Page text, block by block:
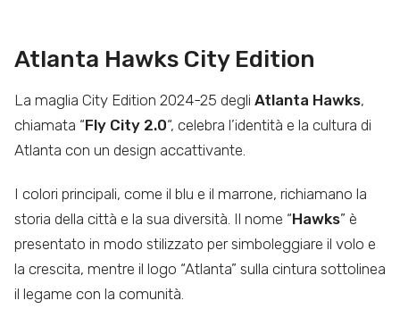
Atlanta Hawks City Edition
La maglia City Edition 2024-25 degli Atlanta Hawks,
chiamata “Fly City 2.0“, celebra l’identità e la cultura di
Atlanta con un design accattivante.
I colori principali, come il blu e il marrone, richiamano la
storia della città e la sua diversità. Il nome “Hawks” è
presentato in modo stilizzato per simboleggiare il volo e
la crescita, mentre il logo “Atlanta” sulla cintura sottolinea
il legame con la comunità.